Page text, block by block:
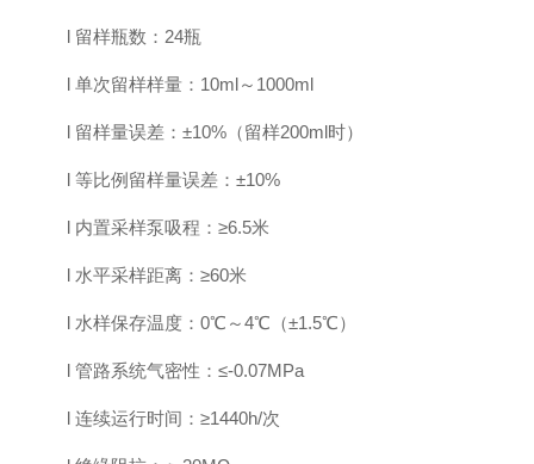
l 留样瓶数： 24瓶
l 单次留样样量： 10ml～1000ml
l 留样量误差： ±10%（留样200ml时）
l 等比例留样量误差： ±10%
l 内置采样泵吸程： ≥6.5米
l 水平采样距离： ≥60米
l 水样保存温度： 0℃～4℃（±1.5℃）
l 管路系统气密性： ≤-0.07MPa
l 连续运行时间： ≥1440h/次